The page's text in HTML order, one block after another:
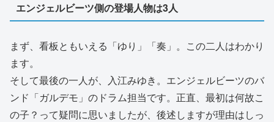
エンジェルビーツ側の登場人物は3人
まず、看板ともいえる「ゆり」「奏」。この二人はわかり
ます。
そして最後の一人が、入江みゆき。エンジェルビーツのバ
ンド「ガルデモ」のドラム担当です。正直、最初は何故こ
の子？って疑問に思いましたが、後述しますが理由はしっ